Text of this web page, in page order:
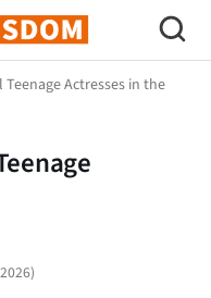
知恵
Actresses in the
)